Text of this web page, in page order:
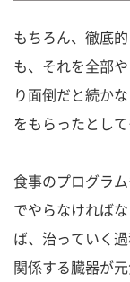
もちろん、徹底
も、それを全部
り面倒だと続か
をもらったとし
食事のプログラ
でやらなければ
ば、治っていく
関係する臓器が